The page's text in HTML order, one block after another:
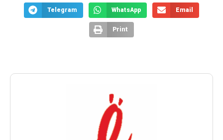
Telegram WhatsApp Email
Print